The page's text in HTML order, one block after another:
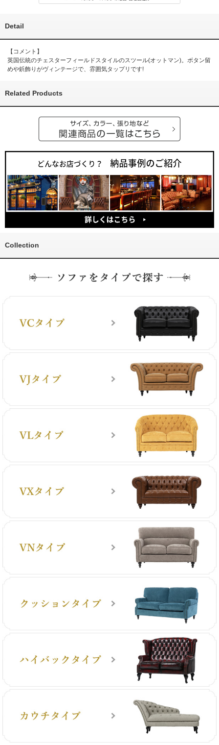
Detail
【コメント】
英国伝統のチェスターフィールドスタイルのスツール(オットマン)。ボタン留
めや鋲飾りがヴィンテージで、雰囲気タップリです!
Related Products
Collection